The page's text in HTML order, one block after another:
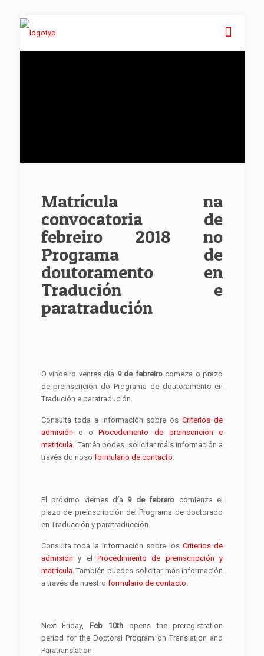
Matrícula na
convocatoria de
febreiro 2018 no
Programa de
doutoramento en
Tradución e
paratradución
O vindeiro venres día 9 de febreirocomeza o prazo
de preinscrición do Programa de doutoramento en
Tradución e paratradución.
Consulta toda a información sobre osCriterios de
admisión e oProcedemento de preinscrición e
matrícula. Tamén podes solicitar máis información a
través do noso formulario de contacto.
El próximo viernes día 9 de febrero comienza el
plazo de preinscripción del Programa de doctorado
en Traducción y paratraducción.
Consulta toda la información sobre losCriterios de
admisión y el Procedimiento de preinscripción y
matrícula. También puedes solicitar más información
a través de nuestro formulario de contacto.
Next Friday, Feb 10thopens the preregistration
period for the Doctoral Program on Translation and
Paratranslation.